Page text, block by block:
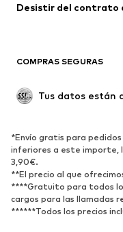
Nuevo
Zapatos bajos
Zapatos abiertos
DEPORTE
Ropa deportiva
Desistir del contrato
COMPRAS SEGURAS
Tus datos están
*Envío gratis para
inferiores a este importe,
3,90€.
**El precio al que
****Gratuito para todos
cargos para las llamadas
******Todos los precios